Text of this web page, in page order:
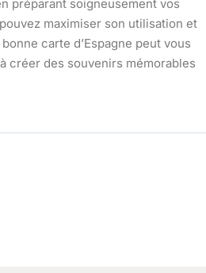
préparant soigneusement vos
maximiser son utilisation et
carte d’Espagne peut vous
créer des souvenirs mémorables